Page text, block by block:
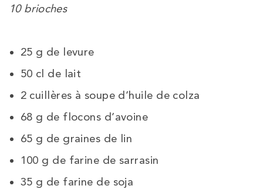
10 brioches
25 g de levure
50 cl de lait
2 cuillères à soupe d’huile de colza
68 g de flocons d’avoine
65 g de graines de lin
100 g de farine de sarrasin
35 g de farine de soja